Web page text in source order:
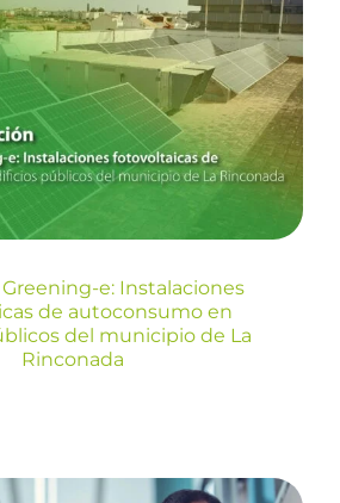
fotovoltaicas de
en edificios
municipio de La
Rinconada
Blog
e: Instalaciones
de autoconsumo en
del municipio de La
Rinconada